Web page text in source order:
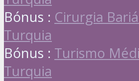
Bónus : Cirurgia
Turquia
Bónus : Turismo
Turquia